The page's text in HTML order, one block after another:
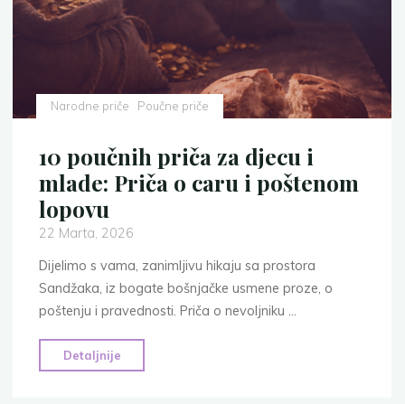
djeci
i
mlade"
Narodne priče Poučne priče
10 poučnih priča za djecu i
mlade: Priča o caru i poštenom
lopovu
22 Marta, 2026
Dijelimo s vama, zanimljivu hikaju sa prostora
Sandžaka, iz bogate bošnjačke usmene proze, o
poštenju i pravednosti. Priča o nevoljniku …
Detaljnije
poučnih